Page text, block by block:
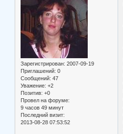
Зарегистрирован: 2007-09-19
Приглашений: 0
Сообщений: 47
Уважение: +2
Позитив: +0
Провел на форуме:
9 часов 49 минут
Последний визит:
2013-08-28 07:53:52